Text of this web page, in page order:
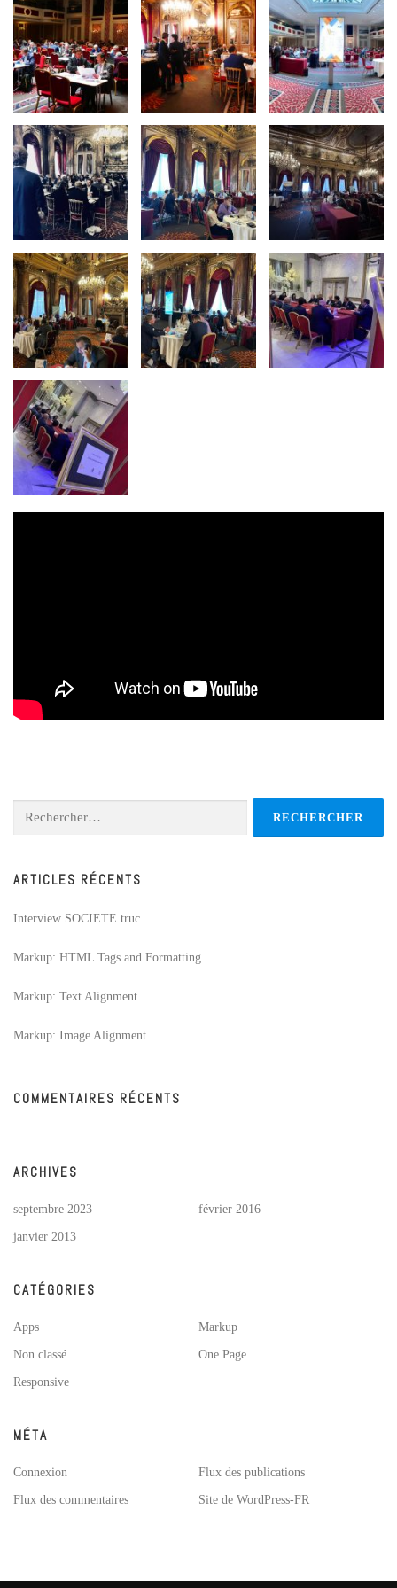
ARTICLES RÉCENTS
Interview SOCIETE truc
Markup: HTML Tags and Formatting
Markup: Text Alignment
Markup: Image Alignment
COMMENTAIRES RÉCENTS
ARCHIVES
septembre 2023 février 2016
janvier 2013
CATÉGORIES
Apps Markup
Non classé One Page
Responsive
MÉTA
Connexion Flux des publications
Flux des commentaires Site de WordPress-FR